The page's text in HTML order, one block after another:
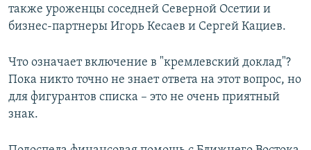
также уроженцы соседней Северной Осетии и
бизнес-партнеры Игорь Кесаев и Сергей Кациев.
Что означает включение в "кремлевский доклад"?
Пока никто точно не знает ответа на этот вопрос, но
для фигурантов списка – это не очень приятный
знак.